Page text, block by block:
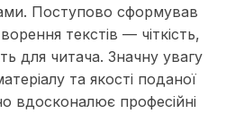
Поступово сформував
текстів — чіткість,
для читача. Значну увагу
та якості поданої
вдосконалює професійні